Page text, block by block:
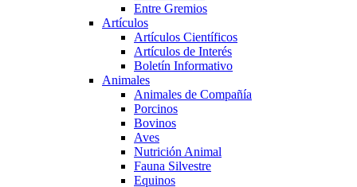
Entre Gremios
Artículos
Artículos Científicos
Artículos de Interés
Boletín Informativo
Animales
Animales de Compañía
Porcinos
Bovinos
Aves
Nutrición Animal
Fauna Silvestre
Equinos